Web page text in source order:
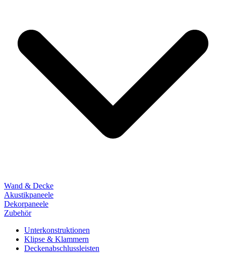
Wand & Decke
Akustikpaneele
Dekorpaneele
Zubehör
Unterkonstruktionen
Klipse & Klammern
Deckenabschlussleisten